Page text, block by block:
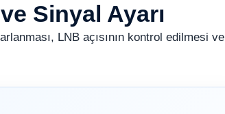
Sinyal Ayarı
LNB açısının kontrol edilmesi ve